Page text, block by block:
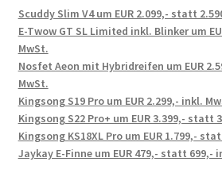
Scuddy Slim V4 um EUR 2.099,- statt
E-Twow GT SL Limited inkl. Blinker um
MwSt.
Nosfet Aeon mit Hybridreifen um EUR
MwSt.
Kingsong S19 Pro um EUR 2.299,- inkl.
Kingsong S22 Pro+ um EUR 3.399,- statt
Kingsong KS18XL Pro um EUR 1.799,-
Jaykay E-Finne um EUR 479,- statt 699,-